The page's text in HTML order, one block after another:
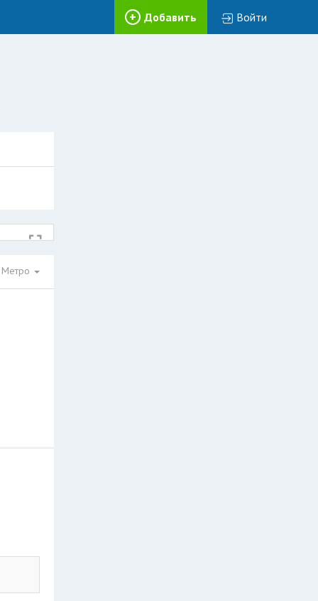
Добавить Войти
Метро